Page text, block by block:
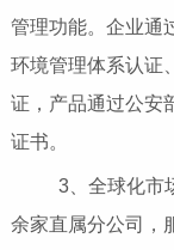
管理功能。企业通
环境管理体系认证
证，产品通过公安
证书。
3、全球化市场
余家直属分公司，